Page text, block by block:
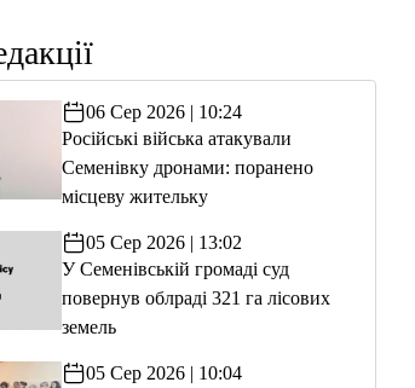
06 Сер 2026 | 10:24
Російські війська атакували
Семенівку дронами: поранено
місцеву жительку
05 Сер 2026 | 13:02
У Семенівській громаді суд
повернув облраді 321 га лісових
земель
05 Сер 2026 | 10:04